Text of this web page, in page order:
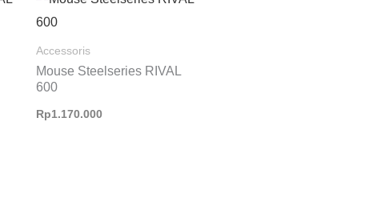
Accessoris
Mouse Steelseries RIVAL
600
Rp1.170.000